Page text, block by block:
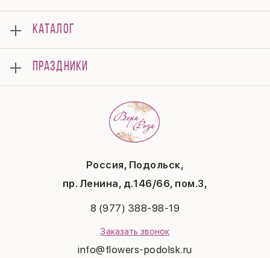
Россия, Подольск,
пр. Ленина, д.146/66, пом.3,
8 (977) 388-98-19
Заказать звонок
info@flowers-podolsk.ru
Мероприятия
Корпоративным клиентам
Оплата
Доставка
Отзывы
Политика конфиденциальности
КАТАЛОГ
Композиции
Подарки
ПРАЗДНИКИ
Последний звонок